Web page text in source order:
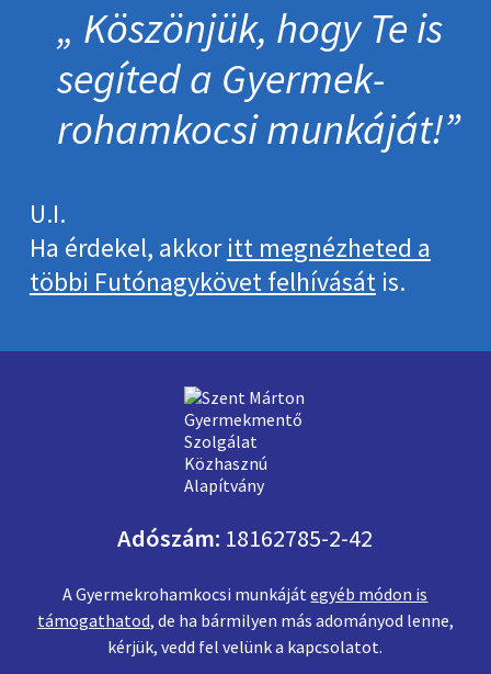
Köszönjük, hogy Te is
segíted a Gyermek­
roham­kocsi munkáját!
U.I.
Ha érdekel, akkoritt megnézheted a
többi Futónagykövet felhívásátis.
Adószám: 18162785-2-42
A Gyermekrohamkocsi munkájátegyéb módon is
támogathatod, de ha bármilyen más adományod lenne,
kérjük, vedd fel velünk a kapcsolatot.